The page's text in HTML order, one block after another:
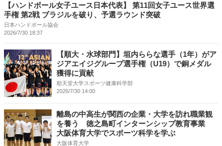
【ハンドボール女子ユース日本代表】 第11回女子ユース世界選
手権 第2戦 ブラジルを破り、予選ラウンド突破
日本ハンドボール協会
2026/7/30 18:37
【順大・水球部門】垣内ららな選手（1年）がア
ジアエイジグループ選手権（U19）で銅メダル
獲得に貢献
順天堂大学スポーツ健康科学部
2026/7/30 14:00
離島の中高生が関西の企業・大学を訪れ職業観
を養う 徳之島町インターンシップ教育事業
大阪体育大学でスポーツ科学を学ぶ
大阪体育大学